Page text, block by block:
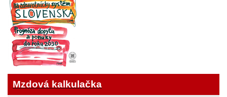
Mzdová kalkulačka